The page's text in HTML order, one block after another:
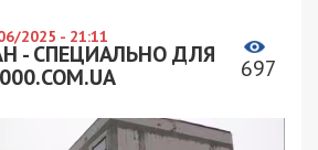
2025 - 21:11
- СПЕЦИАЛЬНО ДЛЯ
697